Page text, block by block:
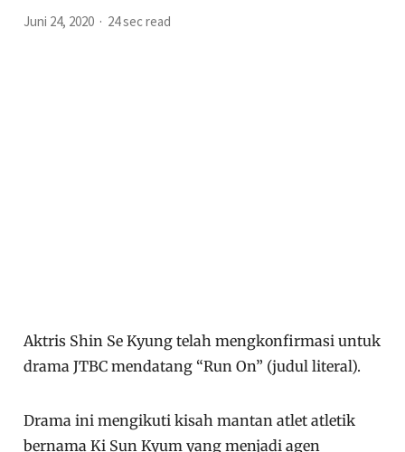
Juni 24, 2020 24 sec read
Aktris Shin Se Kyung telah mengkonfirmasi untuk
drama JTBC mendatang “Run On” (judul literal).
Drama ini mengikuti kisah mantan atlet atletik
bernama Ki Sun Kyum yang menjadi agen